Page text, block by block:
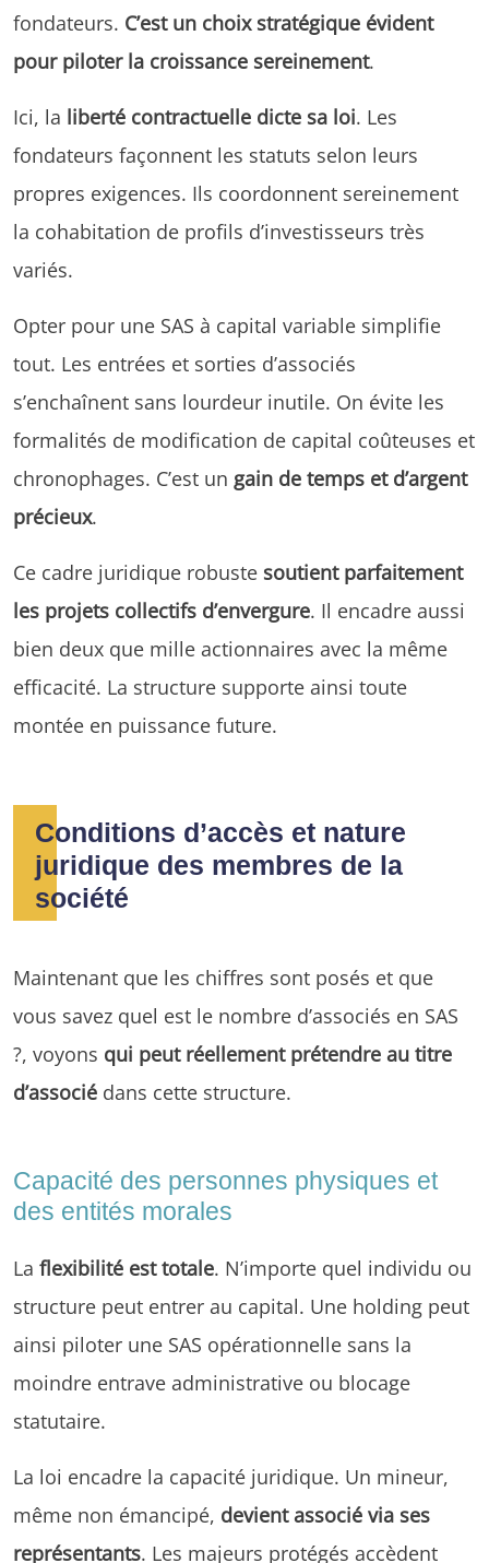
fondateurs. C’est un choix stratégique évident
pour piloter la croissance sereinement.
Ici, la liberté contractuelle dicte sa loi. Les
fondateurs façonnent les statuts selon leurs
propres exigences. Ils coordonnent sereinement
la cohabitation de profils d’investisseurs très
variés.
Opter pour une SAS à capital variable simplifie
tout. Les entrées et sorties d’associés
s’enchaînent sans lourdeur inutile. On évite les
formalités de modification de capital coûteuses et
chronophages. C’est un gain de temps et d’argent
précieux.
Ce cadre juridique robuste soutient parfaitement
les projets collectifs d’envergure. Il encadre aussi
bien deux que mille actionnaires avec la même
efficacité. La structure supporte ainsi toute
montée en puissance future.
Conditions d’accès et nature
juridique des membres de la
société
Maintenant que les chiffres sont posés et que
vous savez quel est le nombre d’associés en SAS
?, voyons qui peut réellement prétendre au titre
d’associé dans cette structure.
Capacité des personnes physiques et
des entités morales
La flexibilité est totale. N’importe quel individu ou
structure peut entrer au capital. Une holding peut
ainsi piloter une SAS opérationnelle sans la
moindre entrave administrative ou blocage
statutaire.
La loi encadre la capacité juridique. Un mineur,
même non émancipé, devient associé via ses
représentants. Les majeurs protégés accèdent